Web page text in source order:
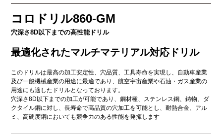
コロドリル860-GM
穴深さ8D以下までの高性能ドリル
最適化されたマルチマテリアル対応ドリル
このドリルは最高の加工安定性、穴品質、工具寿命を実現し、自動車産業
及び一般機械産業の用途に最適であり、航空宇宙産業や石油・ガス産業の
用途にも適したドリルとなっております。
穴深さ8D以下までの加工が可能であり、鋼材種、ステンレス鋼、鋳物、ダ
クタイル鋼に対し、長寿命で高品質の穴加工を可能とし、耐熱合金、アル
ミ、高硬度鋼においても競争力のある性能を発揮します